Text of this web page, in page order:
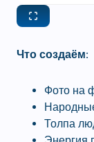
Что создаём:
Фото на
Толпа